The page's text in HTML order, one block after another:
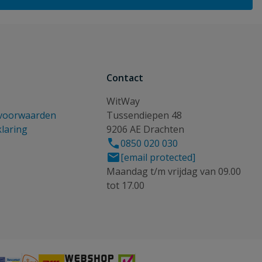
Contact
WitWay
Tussendiepen 48
9206 AE Drachten
0850 020 030
[email protected]
Maandag t/m vrijdag van 09.00
tot 17.00